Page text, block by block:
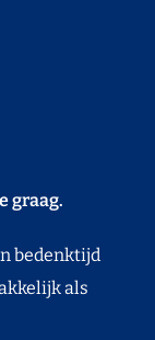
graag.
bedenktijd
als